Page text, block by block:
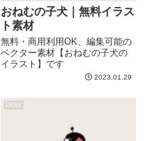
おねむの子犬｜無料イラス
ト素材
無料・商用利用OK、編集可能の
ベクター素材【おねむの子犬の
イラスト】です
2023.01.29
Other